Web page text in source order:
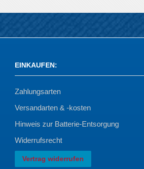
EINKAUFEN:
Zahlungsarten
Versandarten & -kosten
Hinweis zur Batterie-Entsorgung
Widerrufsrecht
Vertrag widerrufen